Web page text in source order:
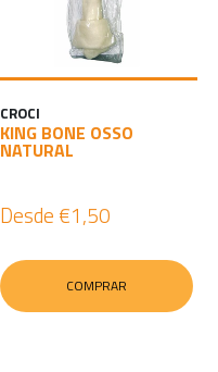
CROCI
KING BONE OSSO
NATURAL
Desde €1,50
COMPRAR